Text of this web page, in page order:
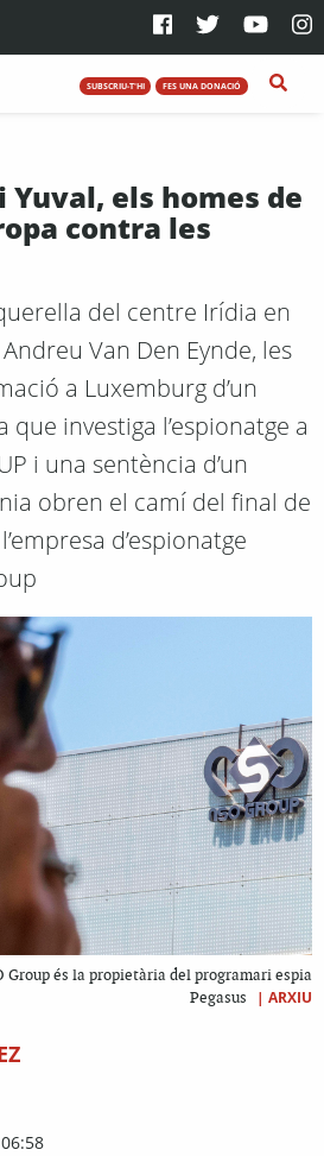
SUBSCRIU-T'HI FES UNA DONACIÓ
Yuval, els homes de
contra les
del centre Irídia en
Van Den Eynde, les
a Luxemburg d’un
investiga l’espionatge a
i una sentència d’un
obren el camí del final de
d’espionatge
Group és la propietària del programari espia
Pegasus
| ARXIU